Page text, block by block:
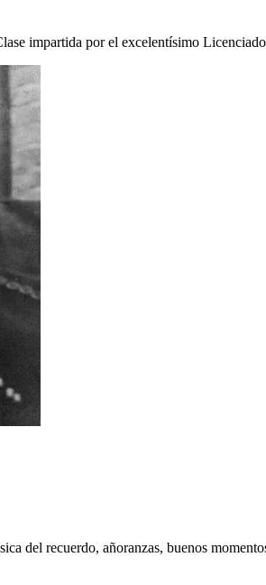
impartida por el excelentísimo
del recuerdo, añoranzas, buenos